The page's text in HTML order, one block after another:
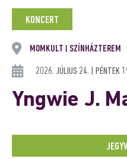
KONCERT
MOMKULT SZÍNHÁZTEREM
2026. JÚLIUS 24. | PÉNTEK
Yngwie J.